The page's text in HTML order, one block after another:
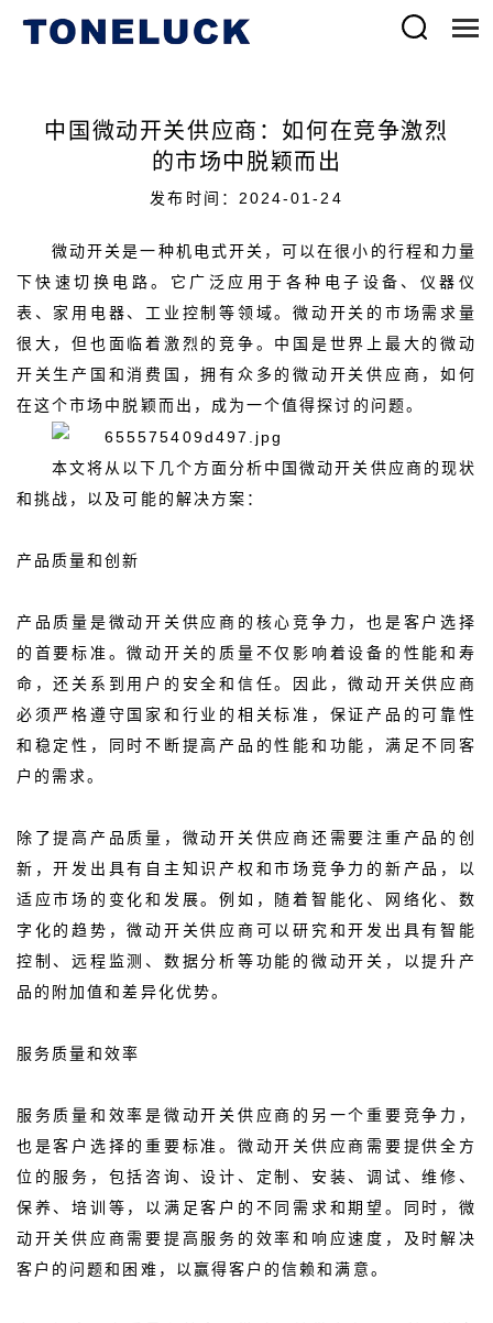
中国微动开关供应商：如何在竞争激烈
的市场中脱颖而出
发布时间：2024-01-24
微动开关是一种机电式开关，可以在很小的行程和力量
下快速切换电路。它广泛应用于各种电子设备、仪器仪
表、家用电器、工业控制等领域。微动开关的市场需求量
很大，但也面临着激烈的竞争。中国是世界上最大的微动
开关生产国和消费国，拥有众多的微动开关供应商，如何
在这个市场中脱颖而出，成为一个值得探讨的问题。
本文将从以下几个方面分析中国微动开关供应商的现状
和挑战，以及可能的解决方案：
产品质量和创新
产品质量是微动开关供应商的核心竞争力，也是客户选择
的首要标准。微动开关的质量不仅影响着设备的性能和寿
命，还关系到用户的安全和信任。因此，微动开关供应商
必须严格遵守国家和行业的相关标准，保证产品的可靠性
和稳定性，同时不断提高产品的性能和功能，满足不同客
户的需求。
除了提高产品质量，微动开关供应商还需要注重产品的创
新，开发出具有自主知识产权和市场竞争力的新产品，以
适应市场的变化和发展。例如，随着智能化、网络化、数
字化的趋势，微动开关供应商可以研究和开发出具有智能
控制、远程监测、数据分析等功能的微动开关，以提升产
品的附加值和差异化优势。
服务质量和效率
服务质量和效率是微动开关供应商的另一个重要竞争力，
也是客户选择的重要标准。微动开关供应商需要提供全方
位的服务，包括咨询、设计、定制、安装、调试、维修、
保养、培训等，以满足客户的不同需求和期望。同时，微
动开关供应商需要提高服务的效率和响应速度，及时解决
客户的问题和困难，以赢得客户的信赖和满意。